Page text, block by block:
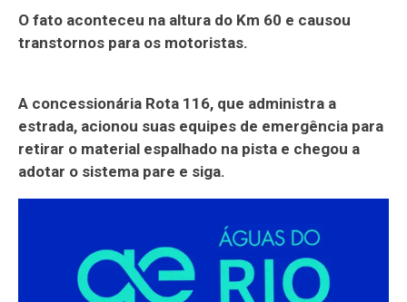
O fato aconteceu na altura do Km 60 e causou
transtornos para os motoristas.
A concessionária Rota 116, que administra a
estrada, acionou suas equipes de emergência para
retirar o material espalhado na pista e chegou a
adotar o sistema pare e siga.